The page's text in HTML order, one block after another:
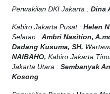
Perwakilan DKI Jakarta : Dina
Kabiro Jakarta Pusat : Helen
Selatan : Ambri Nasition,
Dadang Kusuma, SH,
NAIBAHO, Kabiro Jakarta
Jakarta Utara : Sembanyak
Kosong